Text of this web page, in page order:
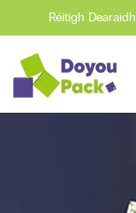
Réitigh